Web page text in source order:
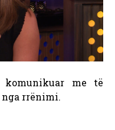
me të
nga rrënimi.